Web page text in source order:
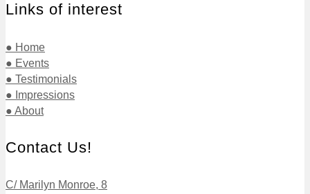
Links of interest
● Home
● Events
● Testimonials
● Impressions
● About
Contact Us!
C/ Marilyn Monroe, 8